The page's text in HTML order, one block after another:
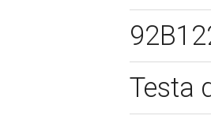
Testa